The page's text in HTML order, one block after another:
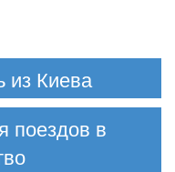
из Киева
поездов в